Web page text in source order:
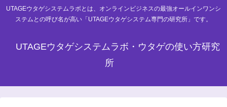
UTAGEウタゲシステムラボとは、オンラインビジネスの最強オールインワンシ
ステムとの呼び名が高い「UTAGEウタゲシステム専門の研究所」です。
UTAGEウタゲシステムラボ・ウタゲの使い方研究
所